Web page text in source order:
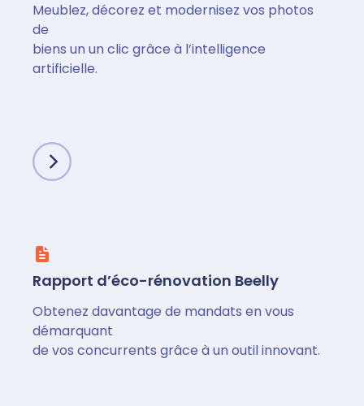
Meublez, décorez et modernisez vos photos
de
biens un un clic grâce à l’intelligence
artificielle.
Rapport d’éco-rénovation Beelly
Obtenez davantage de mandats en vous
démarquant
de vos concurrents grâce à un outil innovant.